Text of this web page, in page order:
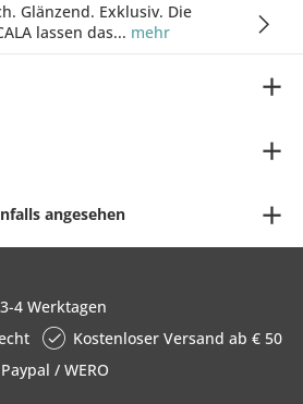
Glänzend. Exklusiv. Die
lassen das... mehr
angesehen
4 Werktagen
Kostenloser Versand ab € 50
/ WERO